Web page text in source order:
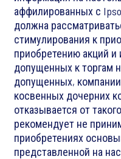
аффилированных с
должна
стимулирования к
приобретению акций и
допущенных к торгам
допущенных,
косвенных дочерних
отказывается от
рекомендует не
приобретениях
представленной на